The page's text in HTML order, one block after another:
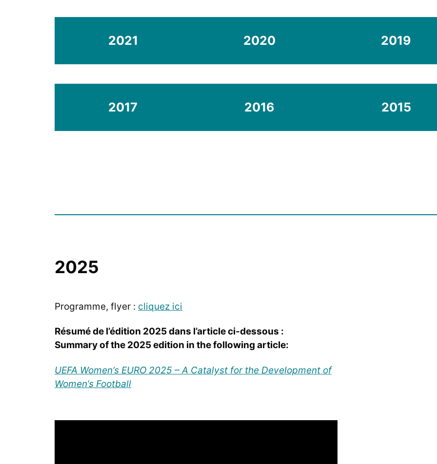
2021 2020 2019
2017 2016 2015
2025
Programme, flyer : cliquez ici
Résumé de l’édition 2025 dans l’article ci-dessous :
Summary of the 2025 edition in the following article:
UEFA Women’s EURO 2025 – A Catalyst for the Development of
Women’s Football